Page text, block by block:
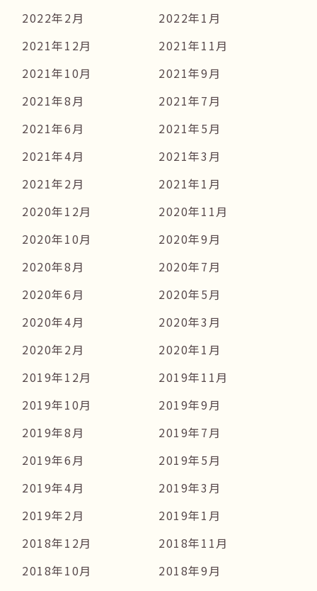
2022年2月
2022年1月
2021年12月
2021年11月
2021年10月
2021年9月
2021年8月
2021年7月
2021年6月
2021年5月
2021年4月
2021年3月
2021年2月
2021年1月
2020年12月
2020年11月
2020年10月
2020年9月
2020年8月
2020年7月
2020年6月
2020年5月
2020年4月
2020年3月
2020年2月
2020年1月
2019年12月
2019年11月
2019年10月
2019年9月
2019年8月
2019年7月
2019年6月
2019年5月
2019年4月
2019年3月
2019年2月
2019年1月
2018年12月
2018年11月
2018年10月
2018年9月